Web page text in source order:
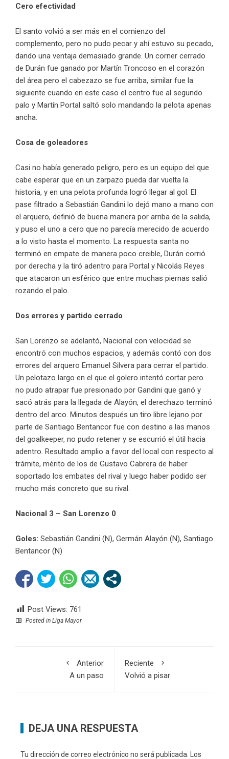
Cero efectividad
El santo volvió a ser más en el comienzo del
complemento, pero no pudo pecar y ahí estuvo su pecado,
dando una ventaja demasiado grande. Un corner cerrado
de Durán fue ganado por Martín Troncoso en el corazón
del área pero el cabezazo se fue arriba, similar fue la
siguiente cuando en este caso el centro fue al segundo
palo y Martín Portal saltó solo mandando la pelota apenas
ancha.
Cosa de goleadores
Casi no había generado peligro, pero es un equipo del que
cabe esperar que en un zarpazo pueda dar vuelta la
historia, y en una pelota profunda logró llegar al gol. El
pase filtrado a Sebastián Gandini lo dejó mano a mano con
el arquero, definió de buena manera por arriba de la salida,
y puso el uno a cero que no parecía merecido de acuerdo
a lo visto hasta el momento. La respuesta santa no
terminó en empate de manera poco creible, Durán corrió
por derecha y la tiró adentro para Portal y Nicolás Reyes
que atacaron un esférico que entre muchas piernas salió
rozando el palo.
Dos errores y partido cerrado
San Lorenzo se adelantó, Nacional con velocidad se
encontró con muchos espacios, y además contó con dos
errores del arquero Emanuel Silvera para cerrar el partido.
Un pelotazo largo en el que el golero intentó cortar pero
no pudo atrapar fue presionado por Gandini que ganó y
sacó atrás para la llegada de Alayón, el derechazo terminó
dentro del arco. Minutos después un tiro libre lejano por
parte de Santiago Bentancor fue con destino a las manos
del goalkeeper, no pudo retener y se escurrió el útil hacia
adentro. Resultado amplio a favor del local con respecto al
trámite, mérito de los de Gustavo Cabrera de haber
soportado los embates del rival y luego haber podido ser
mucho más concreto que su rival.
Nacional 3 – San Lorenzo 0
Goles: Sebastián Gandini (N), Germán Alayón (N), Santiago
Bentancor (N)
Post Views: 761
Posted in Liga Mayor
Anterior
A un paso
Reciente
Volvió a pisar
DEJA UNA RESPUESTA
Tu dirección de correo electrónico no será publicada. Los